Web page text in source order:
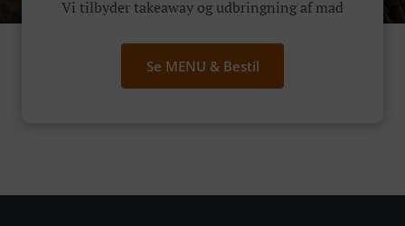
Vi tilbyder takeaway og udbringning af mad
Se MENU & Bestil